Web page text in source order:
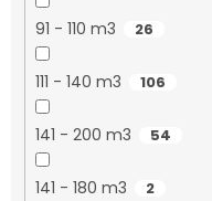
91 - 110 m3 26
111 - 140 m3 106
141 - 200 m3 54
141 - 180 m3 2